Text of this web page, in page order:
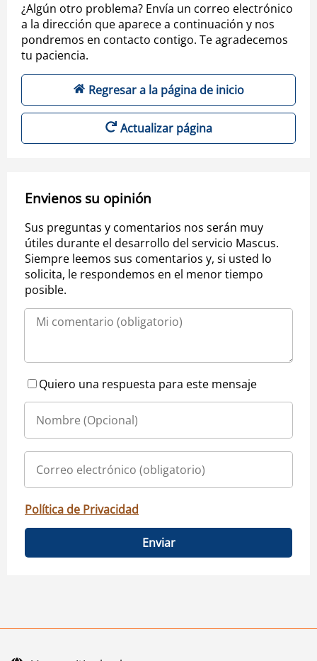
¿Algún otro problema? Envía un correo electrónico
a la dirección que aparece a continuación y nos
pondremos en contacto contigo. Te agradecemos
tu paciencia.
Regresar a la página de inicio
Actualizar página
Envienos su opinión
Sus preguntas y comentarios nos serán muy
útiles durante el desarrollo del servicio Mascus.
Siempre leemos sus comentarios y, si usted lo
solicita, le respondemos en el menor tiempo
posible.
Quiero una respuesta para este mensaje
Política de Privacidad
Enviar